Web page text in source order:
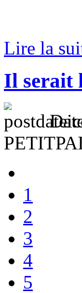
Lire la
Il serait
1
2
3
4
5